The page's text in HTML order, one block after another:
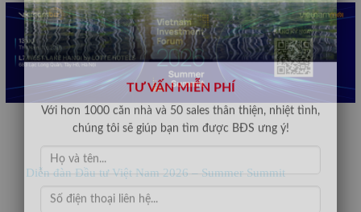
TƯ VẤN MIỄN PHÍ
Với hơn 1000 căn nhà và 50 sales thân thiện, nhiệt tình,
Diễn đàn Đầu tư Việt Nam 2026 – Summer Summit